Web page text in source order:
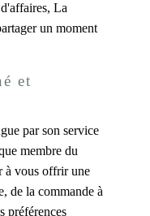
La
un moment
et
par son service
membre du
à vous offrir une
de la commande à
préférences